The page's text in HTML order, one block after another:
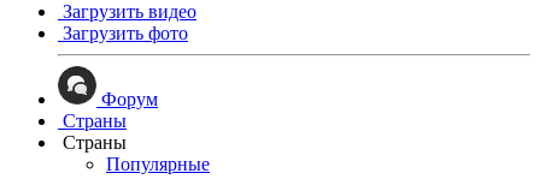
Загрузить видео
Загрузить фото
Форум
Страны
Страны
Популярные